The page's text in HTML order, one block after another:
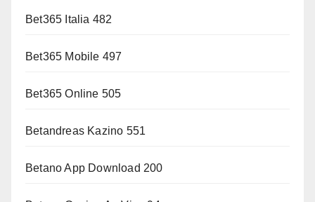
Bet365 Italia 482
Bet365 Mobile 497
Bet365 Online 505
Betandreas Kazino 551
Betano App Download 200